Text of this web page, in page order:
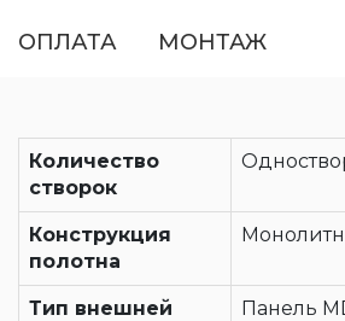
ОПЛАТА МОНТАЖ
Количество
створок
Конструкция
полотна
Тип внешней
Панель